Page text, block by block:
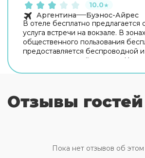
10.0★
Аргентина
Буэнос-Айрес
В отеле бесплатно предлагается
услуга встречи на вокзале. В зонах
общественного пользования
предоставляется беспроводной
высокоскоростной доступ в
библиотека и барбекю. На
работает бар в лобби отеля.
туристамуслуги по бронированию
помощь туристам.
Отзывы гостей
Пока нет отзывов об